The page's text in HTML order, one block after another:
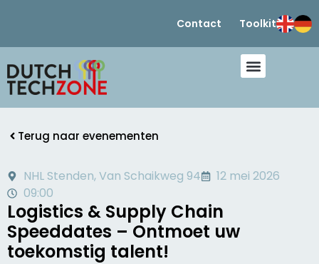
Contact Toolkit
Terug naar evenementen
NHL Stenden, Van Schaikweg 94
12 mei 2026
09:00
Logistics & Supply Chain
Speeddates – Ontmoet uw
toekomstig talent!